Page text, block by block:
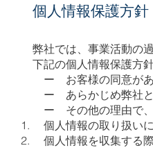
個人情報保護方針
弊社では、事業活動の
下記の個人情報保護方
ー お客様の同意があ
ー あらかじめ弊社と
ー その他の理由で、
個人情報の取り扱い
個人情報を収集する